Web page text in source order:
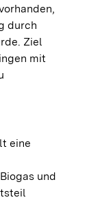
durch
Ziel
mit
eine
und